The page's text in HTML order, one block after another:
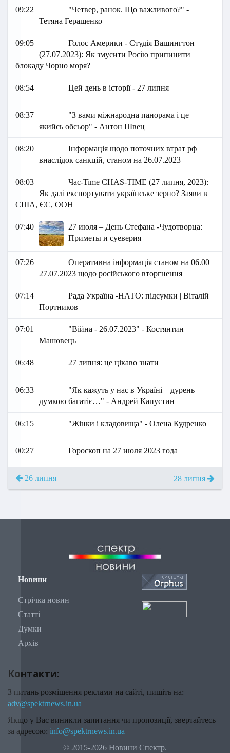
09:22
"Четвер, ранок. Що важливого?" -
Тетяна Геращенко
09:05
Голос Америки - Студія Вашингтон
(27.07.2023): Як змусити Росію припинити
блокаду Чорно моря?
08:54 Цей день в історії - 27 липня
08:37
"З вами міжнародна панорама і це
якийсь обсьор" - Антон Швец
08:20
Інформація щодо поточних втрат рф
внаслідок санкцій, станом на 26.07.2023
08:03
Час-Time CHAS-TIME (27 липня, 2023):
Як далі експортувати українське зерно? Заяви в
США, ЄС, ООН
07:40
27 июля – День Стефана -Чудотворца:
Приметы и суеверия
07:26
Оперативна інформація станом на 06.00
27.07.2023 щодо російського вторгнення
07:14
Рада Україна -НАТО: підсумки | Віталій
Портников
07:01
"Війна - 26.07.2023" - Костянтин
Машовець
06:48 27 липня: це цікаво знати
06:33
"Як кажуть у нас в Україні – дурень
думкою багатіє…" - Андрей Капустин
06:15 "Жінки і кладовища" - Олена Кудренко
00:27 Гороскоп на 27 июля 2023 года
26 липня 28 липня
Новини
Стрічка новин
Статті
Думки
Архів
Контакти:
З питань розміщення реклами на сайті, пишіть на:
adv@spektrnews.in.ua
Якщо у Вас виникли запитання чи пропозиції, звертайтесь
за адресою: info@spektrnews.in.ua
© 2015-2026 Новини Спектр.